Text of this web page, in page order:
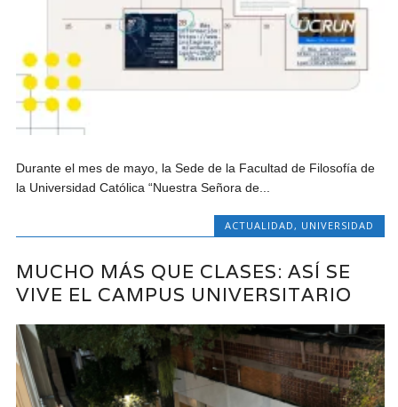
Durante el mes de mayo, la Sede de la Facultad de Filosofía de
la Universidad Católica “Nuestra Señora de...
ACTUALIDAD , UNIVERSIDAD
MUCHO MÁS QUE CLASES: ASÍ SE
VIVE EL CAMPUS UNIVERSITARIO